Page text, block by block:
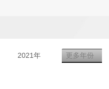
2021年 更多年份